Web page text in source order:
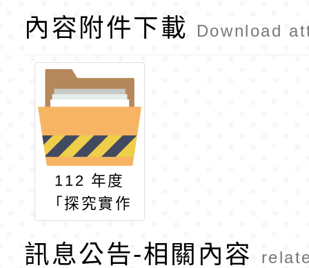
內容附件下載 Download
112 年度
「探究實作
評量」專題
講座實施計
訊息公告-相關內容